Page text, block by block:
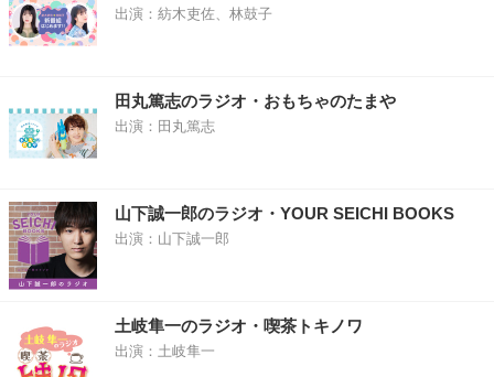
出演：紡木吏佐、林鼓子
田丸篤志のラジオ・おもちゃのたまや
出演：田丸篤志
山下誠一郎のラジオ・YOUR SEICHI BOOKS
出演：山下誠一郎
土岐隼一のラジオ・喫茶トキノワ
出演：土岐隼一